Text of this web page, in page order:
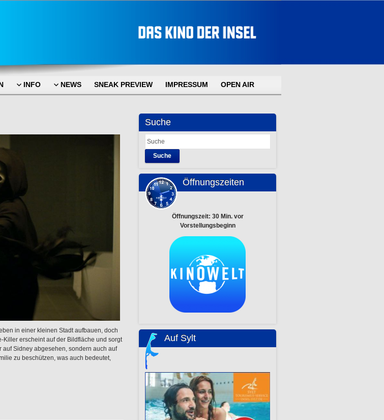
INFO NEWS SNEAK PREVIEW IMPRESSUM OPEN AIR
in einer kleinen Stadt aufbauen, doch
erscheint auf der Bildfläche und sorgt
auf Sidney abgesehen, sondern auch auf
zu beschützen, was auch bedeutet,
Suche
Suche
Öffnungszeiten
Öffnungszeit: 30 Min. vor
Vorstellungsbeginn
Auf Sylt